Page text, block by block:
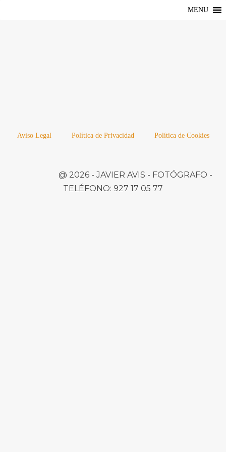
MENU
Aviso Legal Política de Privacidad Política de Cookies
@ 2026 -JAVIER AVIS - FOTÓGRAFO -
TELÉFONO: 927 17 05 77